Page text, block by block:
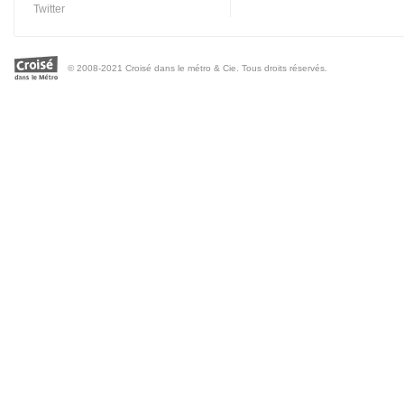
Twitter
© 2008-2021 Croisé dans le métro & Cie. Tous droits réservés.